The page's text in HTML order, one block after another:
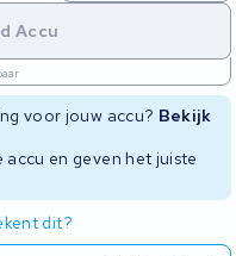
Accu
voor jouw accu? Bekijk
en geven het juiste
dit?